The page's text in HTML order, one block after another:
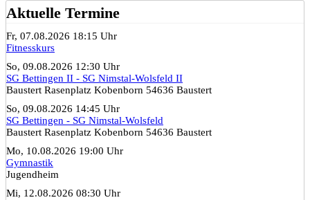
Aktuelle Termine
Fr, 07.08.2026 18:15 Uhr
Fitnesskurs
So, 09.08.2026 12:30 Uhr
SG Bettingen II - SG Nimstal-Wolsfeld II
Baustert Rasenplatz Kobenborn 54636 Baustert
So, 09.08.2026 14:45 Uhr
SG Bettingen - SG Nimstal-Wolsfeld
Baustert Rasenplatz Kobenborn 54636 Baustert
Mo, 10.08.2026 19:00 Uhr
Gymnastik
Jugendheim
Mi, 12.08.2026 08:30 Uhr